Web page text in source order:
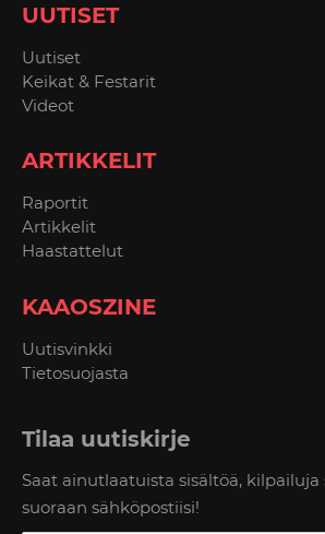
UUTISET
Uutiset
Keikat & Festarit
Videot
ARTIKKELIT
Raportit
Artikkelit
Haastattelut
KAAOSZINE
Uutisvinkki
Tietosuojasta
Tilaa uutiskirje
Saat ainutlaatuista sisältöä, kilpailuja
suoraan sähköpostiisi!